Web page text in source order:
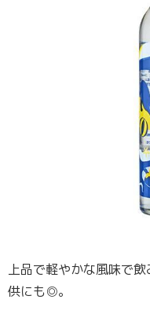
上品で軽やかな風味で
供にも◎。